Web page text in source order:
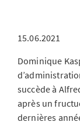
15.06.2021
Dominique
succède à
après un
dernières